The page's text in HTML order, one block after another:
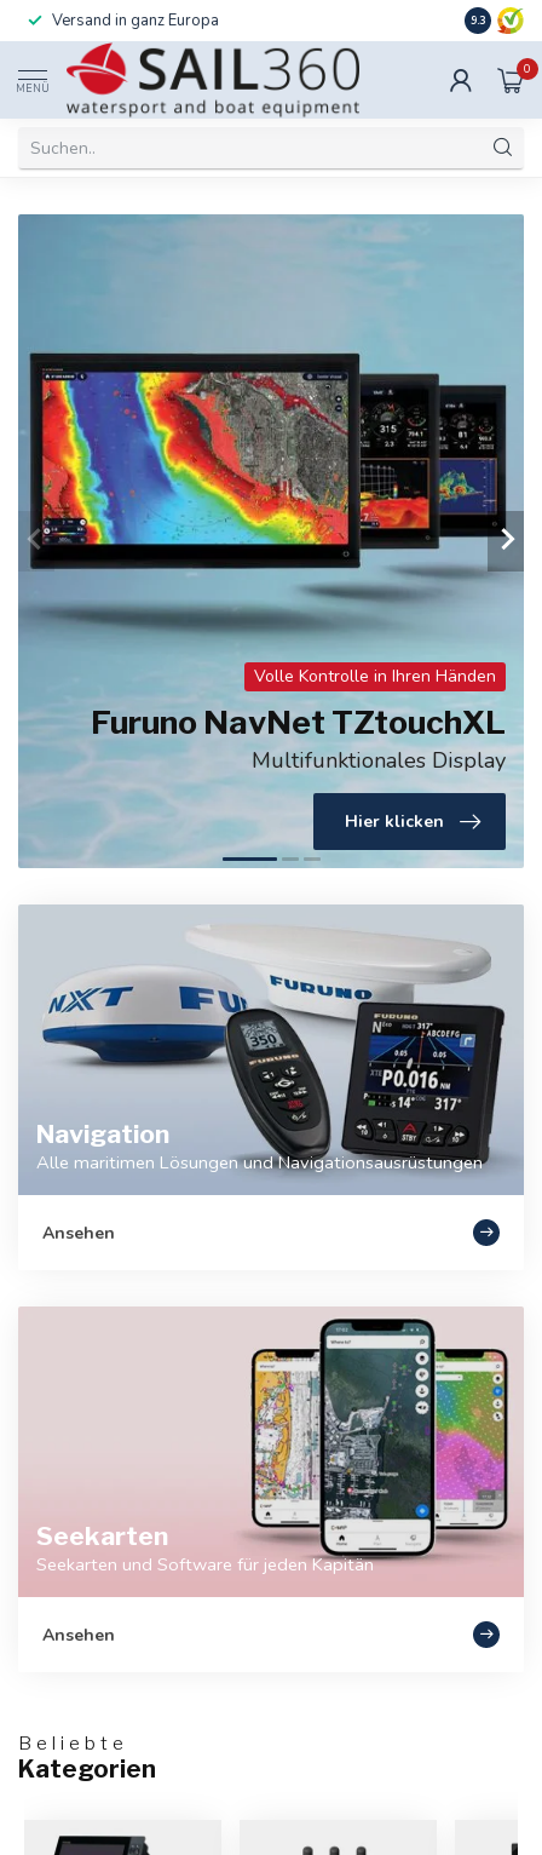
Versand in ganz Europa 9.3
MENÜ
0
Nächster Schritt in der Radartechnologie
Furuno NXT Radar
Solid-State Doppler Radar
Navigation
Alle maritimen Lösungen und Navigationsausrüstungen
Ansehen
Seekarten
Seekarten und Software für jeden Kapitän
Ansehen
Beliebte
Kategorien